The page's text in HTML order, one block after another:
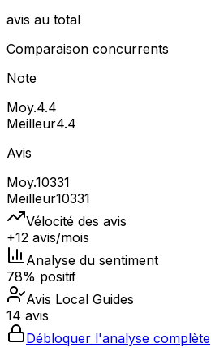
avis au total
Comparaison concurrents
Note
Moy.4.4
Meilleur4.4
Avis
Moy.10331
Meilleur10331
Vélocité des avis
+12 avis/mois
Analyse du sentiment
78% positif
Avis Local Guides
14 avis
Débloquer l'analyse complète